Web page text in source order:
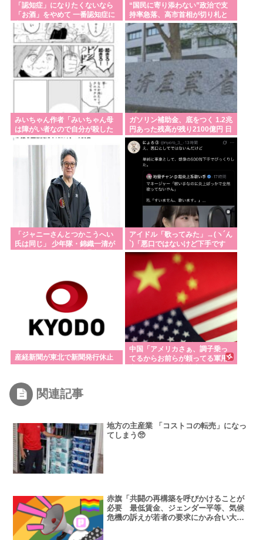
「認知症」になりたくないなら
「お酒」をやめて 一番認知症に
良くないのは「お酒」と判明
“国民に寄り添わない”政治で支
持率急落、高市首相が切り札と
する次の「物価高対策」と「目
玉人事」
みいちゃん作者「みいちゃん母
は障がい者なので自分が殺した
と思い込んで自白しました」←
ガソリン補助金、底をつく 1.2兆
円あった残高が残り2100億円 日
本人まもなく車にも乗れなくな
る
「ジャニーさんとつかこうへい
氏は同じ」 少年隊・錦織一清が
アイドル「歌ってみた」→(ヽ´ん
`)「悪口ではないけど下手です
ね」
産経新聞が東北で新聞発行休止
中国「アメリカさぁ、調子乗っ
てるからお前らが頼ってる軍用
関連記事
地方の主産業 「コストコの転売」になっ
てしまう🥺
赤旗「共闘の再構築を呼びかけることが
必要 最低賃金、ジェンダー平等、気候
危機の訴えが若者の要求にかみ合い大き